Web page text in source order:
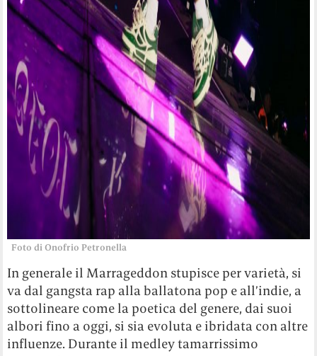
Foto di Onofrio Petronella
In generale il Marrageddon stupisce per varietà, si
va dal gangsta rap alla ballatona pop e all’indie, a
sottolineare come la poetica del genere, dai suoi
albori fino a oggi, si sia evoluta e ibridata con altre
influenze. Durante il medley tamarrissimo